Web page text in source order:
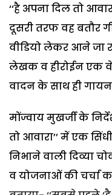
‘‘है अपना दिल तो
दूसरी तरफ वह बतौर
वीडियो लेकर आने जा
लेखक व हीरोईन एक
वादन के साथ ही
मोंज्वाय मुखर्जी के
तो आवारा’’ में एक
निभाने वाली दिव्या
व योजनाओं की चर्चा